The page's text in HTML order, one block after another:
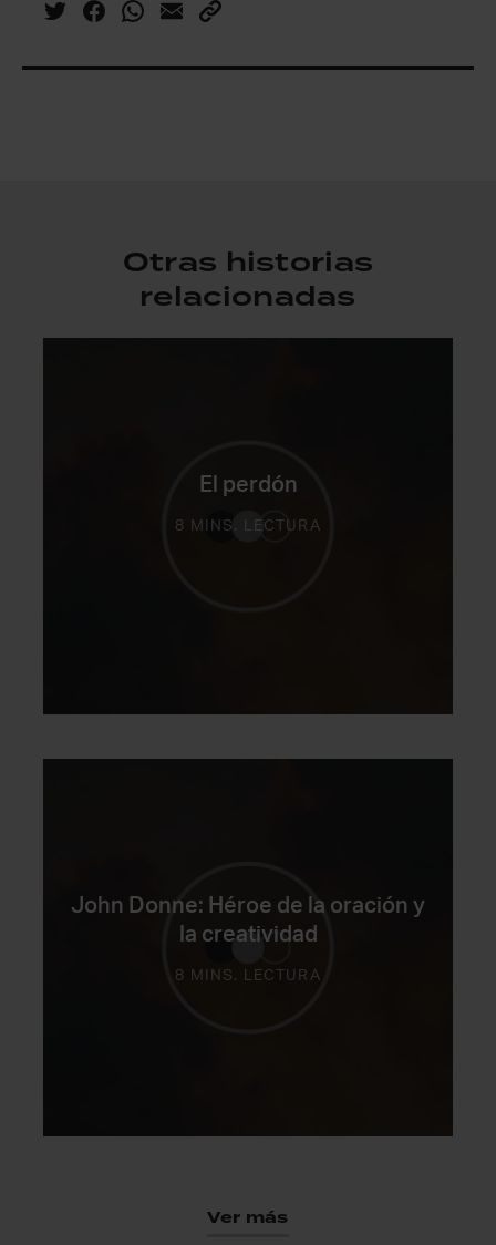
Otras historias
relacionadas
El perdón
8 MINS. LECTURA
John Donne: Héroe de la oración y
la creatividad
8 MINS. LECTURA
Ver más